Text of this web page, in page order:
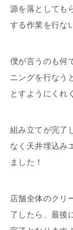
源を落としても
する作業を行な
僕が言うのも何
ニングを行なう
とすようにくれ
組み立てが完了
なく天井埋込み
ました！
店舗全体のクリ
了したら、最後